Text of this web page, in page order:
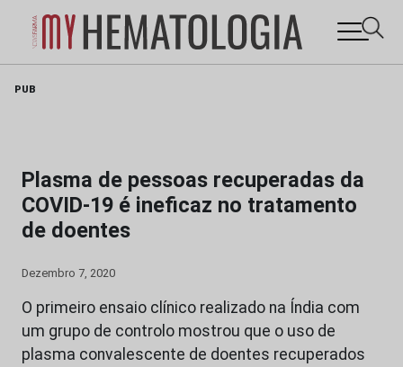
PUB
Plasma de pessoas recuperadas da
COVID-19 é ineficaz no tratamento
de doentes
Dezembro 7, 2020
O primeiro ensaio clínico realizado na Índia com
um grupo de controlo mostrou que o uso de
plasma convalescente de doentes recuperados